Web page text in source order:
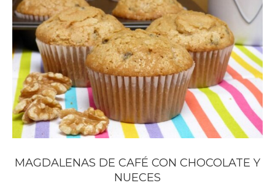
MAGDALENAS DE CAFÉ CON CHOCOLATE Y
NUECES